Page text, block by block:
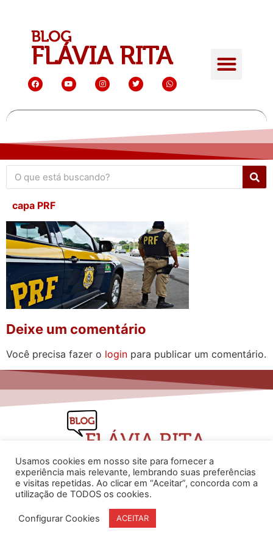
capa PRF
Deixe um comentário
Você precisa fazer o login para publicar um comentário.
www.flaviarita.com
© Todos os direitos reservados
Usamos cookies em nosso site para fornecer a
experiência mais relevante, lembrando suas preferências
e visitas repetidas. Ao clicar em “Aceitar”, concorda com a
utilização de TODOS os cookies.
Configurar Cookies ACEITAR